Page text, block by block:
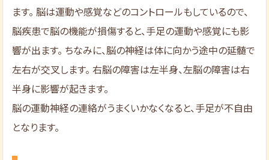
ます。 脳は運動や感覚などのコントロールもしているので、
脳疾患で脳の機能が損傷すると、手足の運動や感覚にも影
響が出ます。 ちなみに、脳の神経は体に向かう途中の延髄で
左右が交叉します。 右脳の障害は左半身、左脳の障害は右
半身に影響が起きます。
脳の運動神経の連絡がうまくいかなくなると、手足が不自由
となります。